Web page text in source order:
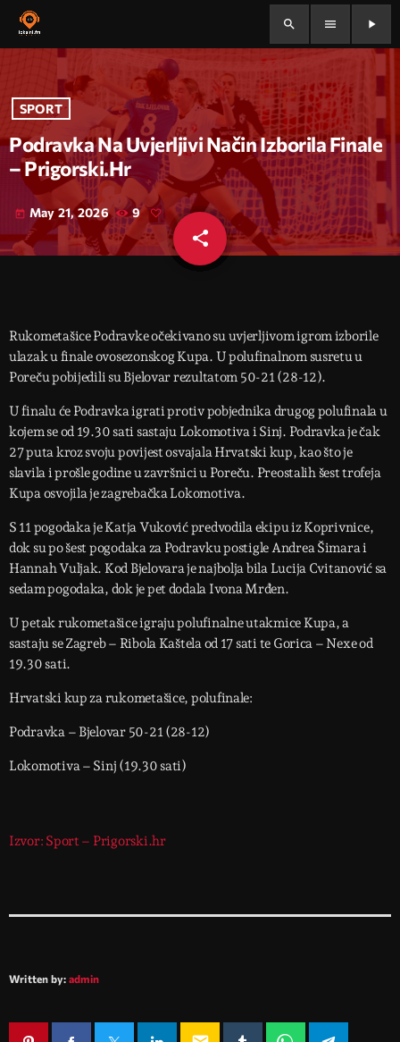
search menu play_arrow
SPORT
Podravka Na Uvjerljivi Način Izborila Finale
– Prigorski.hr
today May 21, 2026 9
share
email
Rukometašice Podravke očekivano su uvjerljivom igrom izborile
ulazak u finale ovosezonskog Kupa. U polufinalnom susretu u
Poreču pobijedili su Bjelovar rezultatom 50-21 (28-12).
U finalu će Podravka igrati protiv pobjednika drugog polufinala u
kojem se od 19.30 sati sastaju Lokomotiva i Sinj. Podravka je čak
27 puta kroz svoju povijest osvajala Hrvatski kup, kao što je
slavila i prošle godine u završnici u Poreču. Preostalih šest trofeja
Kupa osvojila je zagrebačka Lokomotiva.
S 11 pogodaka je Katja Vuković predvodila ekipu iz Koprivnice,
dok su po šest pogodaka za Podravku postigle Andrea Šimara i
Hannah Vuljak. Kod Bjelovara je najbolja bila Lucija Cvitanović sa
sedam pogodaka, dok je pet dodala Ivona Mrđen.
U petak rukometašice igraju polufinalne utakmice Kupa, a
sastaju se Zagreb – Ribola Kaštela od 17 sati te Gorica – Nexe od
19.30 sati.
Hrvatski kup za rukometašice, polufinale:
Podravka – Bjelovar 50-21 (28-12)
Lokomotiva – Sinj (19.30 sati)
Izvor: Sport – Prigorski.hr
Written by: admin